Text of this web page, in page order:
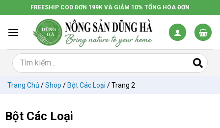
đến
dung
FREESHIP COD ĐƠN 199K VÀ GIẢM 10% TỔNG HÓA ĐƠN
Trang Chủ /Shop / Bột Các Loại /Trang 2
Bột Các Loại